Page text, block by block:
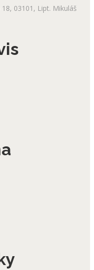
03101, Lipt. Mikuláš